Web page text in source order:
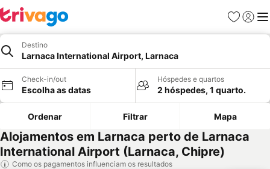
Favoritos
Iniciar
Destino
Larnaca International Airport, Larnaca
Check-in/out
Escolha as datas
Hóspedes e quartos
2 hóspedes, 1 quarto.
Ordenar Filtrar Mapa
Alojamentos em Larnaca perto de Larnaca
International Airport (Larnaca, Chipre)
Como os pagamentos influenciam os resultados